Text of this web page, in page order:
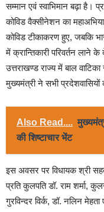
सम्मान एवं स्वाभिमान बढ़ा है।
कोविड वैक्सीनेशन का
कोविड टीकाकरण हुए, जबकि
में क्रान्तिकारी परिवर्तन लाने
उत्तराखण्ड राज्य में बाल
मुख्यमंत्री ने सभी प्रदेशवासियों
Also Read....
की शिष्टाचार भेंट
इस अवसर पर विधायक श्री
प्रति कुलपति डॉ. राम शर्मा,
गुरविन्दर विर्क, डॉ. नलिन